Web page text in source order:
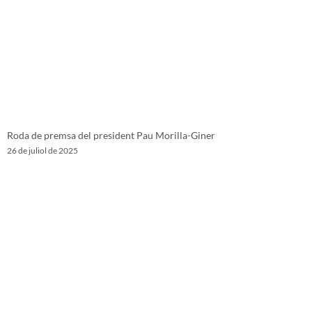
Roda de premsa del president Pau Morilla-Giner
26 de juliol de 2025